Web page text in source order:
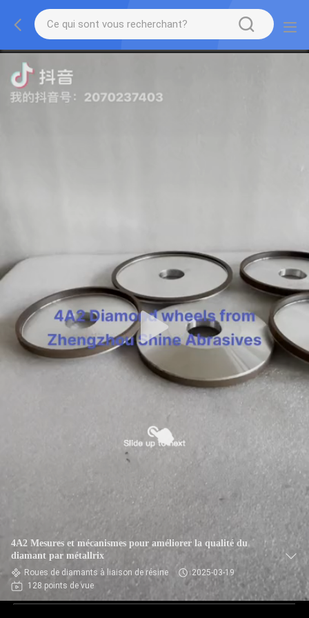
4A2 Mesures et mécanismes pour améliorer la qualité du
diamant par métallrix
Roues de diamants à liaison de résine
2025-03-19
128 points de vue